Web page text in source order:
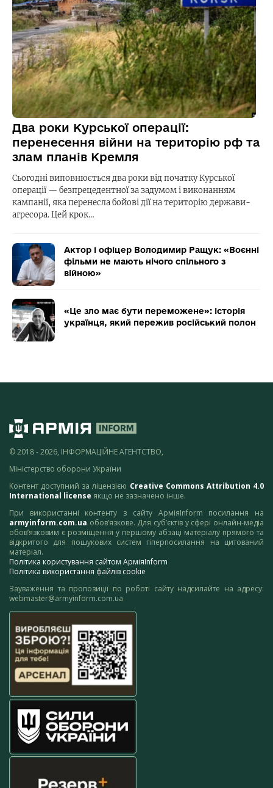
Два роки Курської операції:
перенесення війни на територію рф та
злам планів Кремля
Сьогодні виповнюється два роки від початку Курської
операції — безпрецедентної за задумом і виконанням
кампанії, яка перенесла бойові дії на територію держави-
агресора. Цей крок…
Актор і офіцер Володимир Ращук: «Воєнні
фільми не мають нічого спільного з
війною»
«Це зло має бути переможене»: історія
українця, який пережив російський полон
© 2018 - 2026, ІНФОРМАЦІЙНЕ АГЕНТСТВО,
Міністерство оборони України
Контент доступний за ліцензією Creative Commons Attribution 4.0
International license якщо не зазначено інше.
При використанні контенту з сайту АрміяInform посилання на
armyinform.com.ua обов’язкове. Для суб’єктів у сфері онлайн-медіа
обов’язковим є розміщення у першому абзаці матеріалу прямого та
відкритого для пошукових систем гіперпосилання на цитований
матеріал.
Політика користування сайтом АрміяInform
Політика використання файлів cookie
Зауваження та пропозиції по роботі сайту надсилайте на адресу:
webmaster@armyinform.com.ua